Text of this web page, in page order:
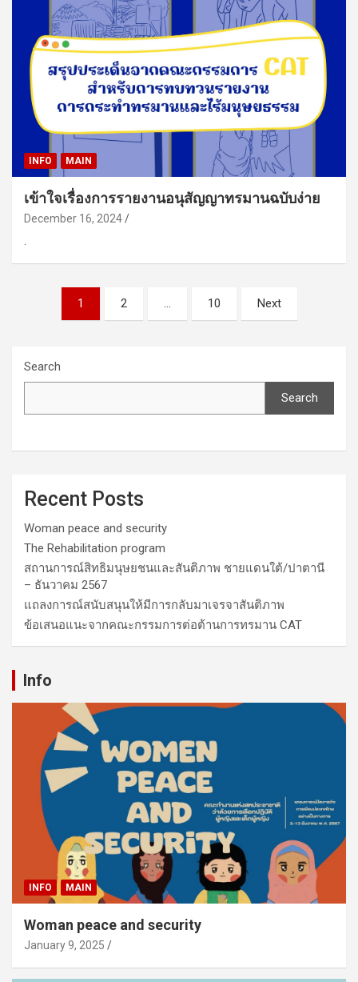
INFO MAIN
เข้าใจเรื่องการรายงานอนุสัญญาทรมานฉบับง่าย
December 16, 2024
.
pagination
1 2 … 10 Next
Search
Search
Recent Posts
Woman peace and security
The Rehabilitation program
สถานการณ์สิทธิมนุษยชนและสันติภาพ ชายแดนใต้/ปาตานี
– ธันวาคม 2567
แถลงการณ์สนับสนุนให้มีการกลับมาเจรจาสันติภาพ
ข้อเสนอแนะจากคณะกรรมการต่อต้านการทรมาน CAT
Info
INFO MAIN
Woman peace and security
January 9, 2025